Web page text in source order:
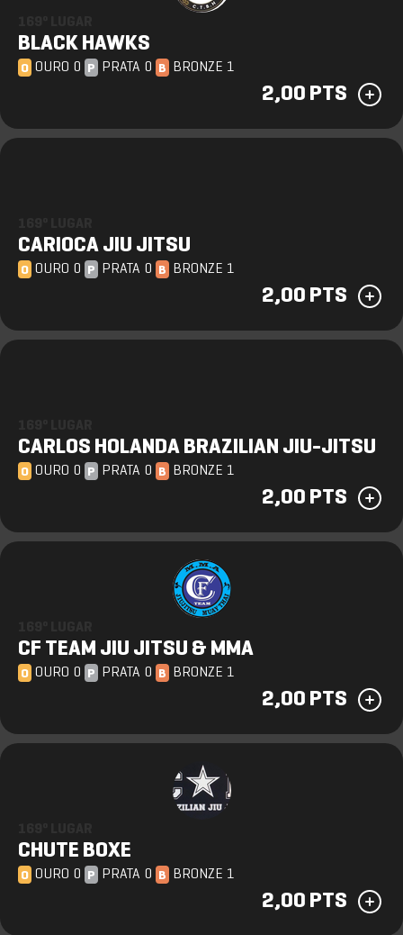
BLACK HAWKS
O OURO 0 P PRATA 0 B BRONZE 1
2,00 PTS
CARIOCA JIU JITSU
O OURO 0 P PRATA 0 B BRONZE 1
2,00 PTS
CARLOS HOLANDA BRAZILIAN JIU-JITSU
O OURO 0 P PRATA 0 B BRONZE 1
2,00 PTS
CF TEAM JIU JITSU & MMA
O OURO 0 P PRATA 0 B BRONZE 1
2,00 PTS
CHUTE BOXE
O OURO 0 P PRATA 0 B BRONZE 1
2,00 PTS